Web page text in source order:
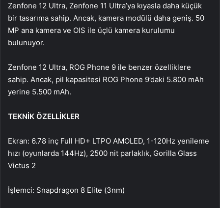
Zenfone 12 Ultra, Zenfone 11 Ultra’ya kıyasla daha küçük
bir tasarıma sahip. Ancak, kamera modülü daha geniş. 50
MP ana kamera ve OIS ile üçlü kamera kurulumu
bulunuyor.
Zenfone 12 Ultra, ROG Phone 9 ile benzer özelliklere
sahip. Ancak, pil kapasitesi ROG Phone 9’daki 5.800 mAh
yerine 5.500 mAh.
TEKNİK ÖZELLİKLER
Ekran: 6.78 inç Full HD+ LTPO AMOLED, 1-120Hz yenileme
hızı (oyunlarda 144Hz), 2500 nit parlaklık, Gorilla Glass
Victus 2
İşlemci: Snapdragon 8 Elite (3nm)